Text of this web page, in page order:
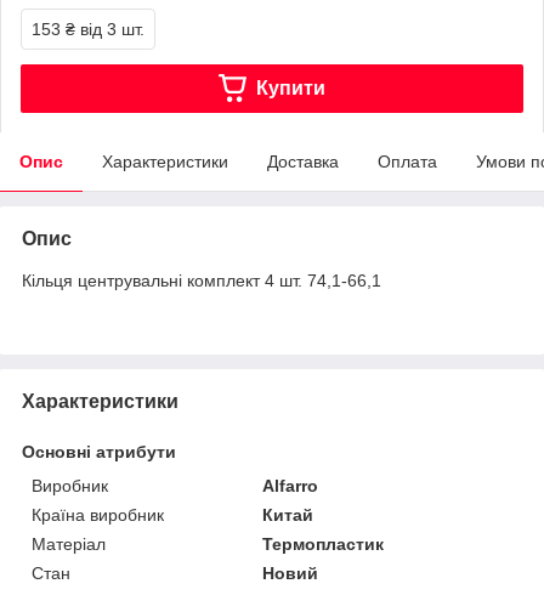
153 ₴ від 3 шт.
Купити
Опис Характеристики Доставка Оплата Умови
Опис
Кільця центрувальні комплект 4 шт. 74,1-66,1
Характеристики
Основні атрибути
Виробник
Alfarro
Країна виробник
Китай
Матеріал
Термопластик
Стан
Новий